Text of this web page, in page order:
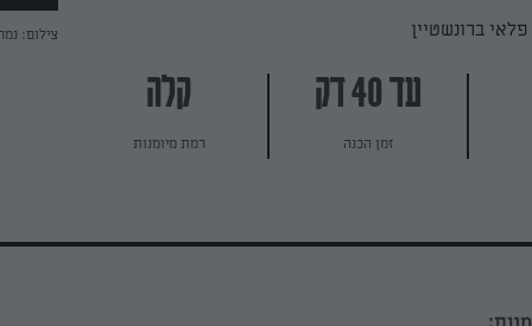
ברונשטיין
עד 40 דק
זמן הכנה
קלה
רמת מיומנות
צילום: